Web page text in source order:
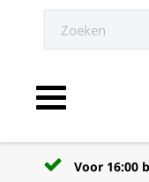
Toggle navigation
Voor 16:00